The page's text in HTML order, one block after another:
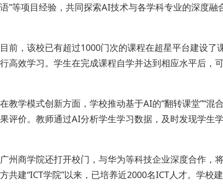
语”等项目经验，共同探索AI技术与各学科专业的深度融
目前，该校已有超过1000门次的课程在超星平台建设
行高效学习。学生在完成课程自学并达到相应水平后，
在教学模式创新方面，学校推动基于AI的“翻转课堂”“
果评价。教师通过AI分析学生学习数据，及时发现学生
广州商学院还打开校门，与华为等科技企业深度合作，
方共建“ICT学院”以来，已培养近2000名ICT人才。学